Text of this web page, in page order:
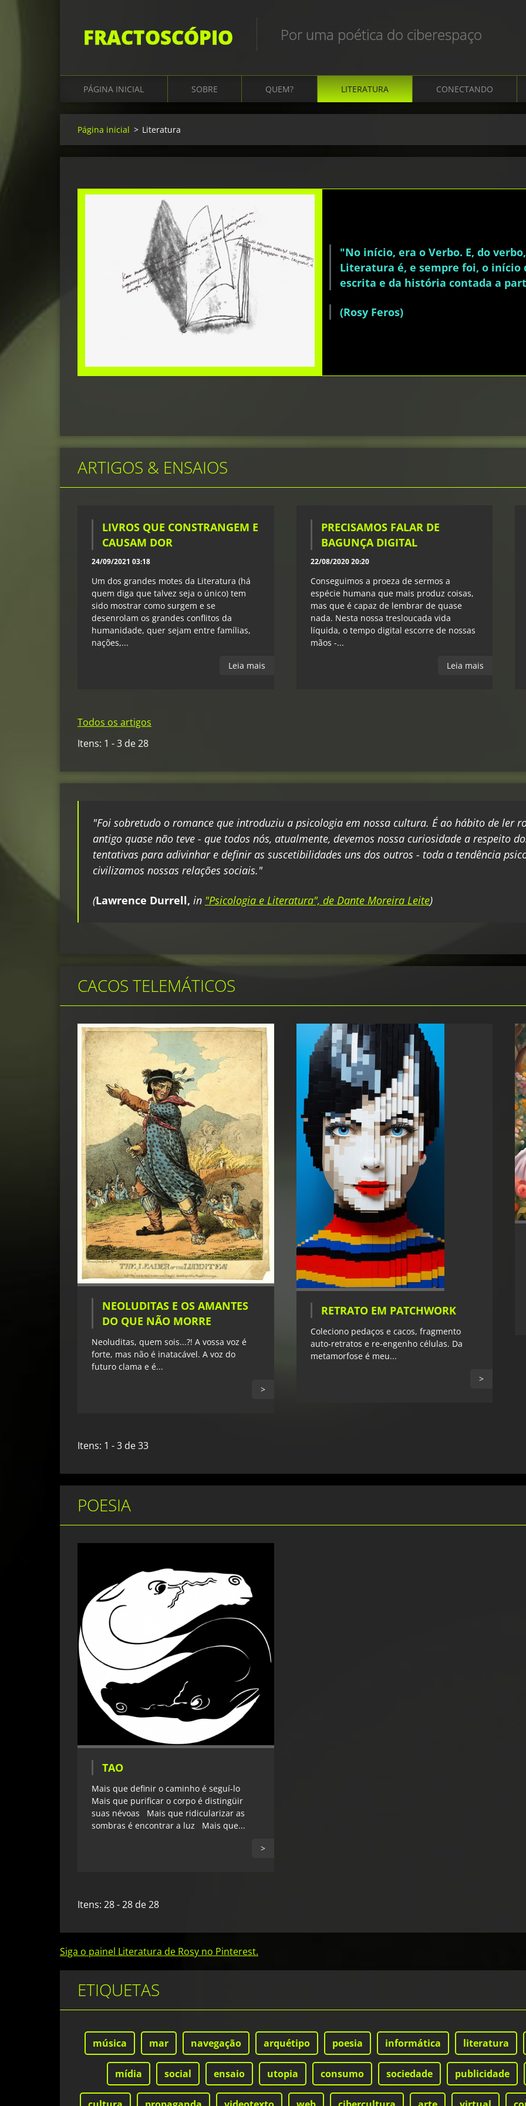
FRACTOSCÓPIO Por uma poética do ciberespaço
PÁGINA INICIAL SOBRE QUEM? LITERATURA CONECTANDO
Página inicial > Literatura
"No início, era o Verbo. E, do
Literatura é, e sempre foi, o início
escrita e da história contada a
(Rosy Feros)
ARTIGOS & ENSAIOS
LIVROS QUE CONSTRANGEM E
CAUSAM DOR
24/09/2021 03:18
Um dos grandes motes da Literatura (há
quem diga que talvez seja o único) tem
sido mostrar como surgem e se
desenrolam os grandes conflitos da
humanidade, quer sejam entre famílias,
nações,...
Leia mais
PRECISAMOS FALAR DE
BAGUNÇA DIGITAL
22/08/2020 20:20
Conseguimos a proeza de sermos a
espécie humana que mais produz coisas,
mas que é capaz de lembrar de quase
nada. Nesta nossa tresloucada vida
líquida, o tempo digital escorre de nossas
mãos -...
Leia mais
Todos os artigos
Itens: 1 - 3 de 28
"Foi sobretudo o romance que introduziu a psicologia em nossa cultura. É ao hábito de ler
antigo quase não teve - que todos nós, atualmente, devemos nossa curiosidade a respeito
tentativas para adivinhar e definir as suscetibilidades uns dos outros - toda a tendência
civilizamos nossas relações sociais."
(Lawrence Durrell, in "Psicologia e Literatura", de Dante Moreira Leite)
CACOS TELEMÁTICOS
NEOLUDITAS E OS AMANTES
DO QUE NÃO MORRE
Neoluditas, quem sois...?! A vossa voz é
forte, mas não é inatacável. A voz do
futuro clama e é...
>
RETRATO EM PATCHWORK
Coleciono pedaços e cacos, fragmento
auto-retratos e re-engenho células. Da
metamorfose é meu...
>
Itens: 1 - 3 de 33
POESIA
TAO
Mais que definir o caminho é seguí-lo
Mais que purificar o corpo é distingüir
suas névoas Mais que ridicularizar as
sombras é encontrar a luz Mais que...
>
Itens: 28 - 28 de 28
Siga o painel Literatura de Rosy no Pinterest.
ETIQUETAS
música mar navegação arquétipo poesia informática literatura
mídia social ensaio utopia consumo sociedade publicidade